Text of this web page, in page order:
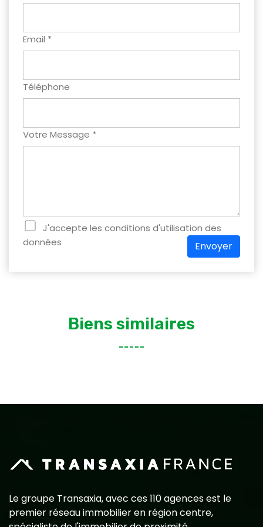
Email *
Téléphone
Votre Message *
J'accepte les conditions d'utilisation des
données
Envoyer
Biens similaires
Le groupe Transaxia, avec ces 110 agences est le
premier réseau immobilier en région centre,